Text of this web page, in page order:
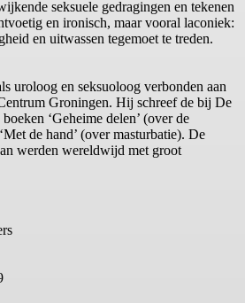
seksuele gedragingen en tekenen
en ironisch, maar vooral laconiek:
en uitwassen tegemoet te treden.
uroloog en seksuoloog verbonden aan
Groningen. Hij schreef de bij De
‘Geheime delen’ (over de
de hand’ (over masturbatie). De
werden wereldwijd met groot